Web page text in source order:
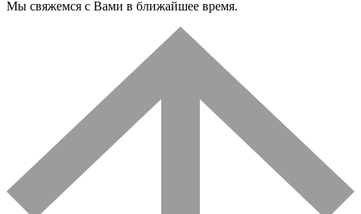
Мы свяжемся с Вами в ближайшее время.